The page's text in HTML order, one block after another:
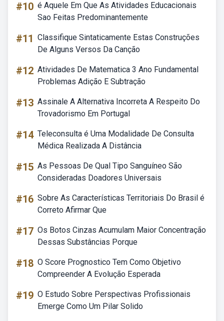
#10 é Aquele Em Que As Atividades Educacionais
Sao Feitas Predominantemente
#11 Classifique Sintaticamente Estas Construções
De Alguns Versos Da Canção
#12 Atividades De Matematica 3 Ano Fundamental
Problemas Adição E Subtração
#13 Assinale A Alternativa Incorreta A Respeito Do
Trovadorismo Em Portugal
#14 Teleconsulta é Uma Modalidade De Consulta
Médica Realizada A Distância
#15 As Pessoas De Qual Tipo Sanguíneo São
Consideradas Doadores Universais
#16 Sobre As Características Territoriais Do Brasil é
Correto Afirmar Que
#17 Os Botos Cinzas Acumulam Maior Concentração
Dessas Substâncias Porque
#18 O Score Prognostico Tem Como Objetivo
Compreender A Evolução Esperada
#19 O Estudo Sobre Perspectivas Profissionais
Emerge Como Um Pilar Solido